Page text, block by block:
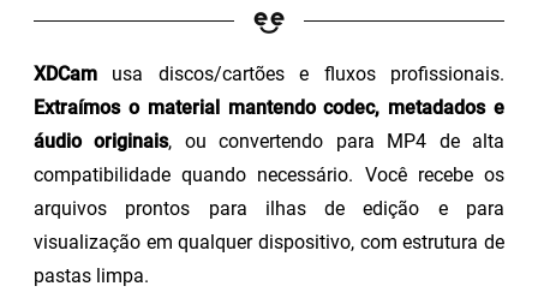
XDCam usa discos/cartões e fluxos profissionais.
Extraímos o material mantendo codec, metadados e
áudio originais, ou convertendo para MP4 de alta
compatibilidade quando necessário. Você recebe os
arquivos prontos para ilhas de edição e para
visualização em qualquer dispositivo, com estrutura de
pastas limpa.